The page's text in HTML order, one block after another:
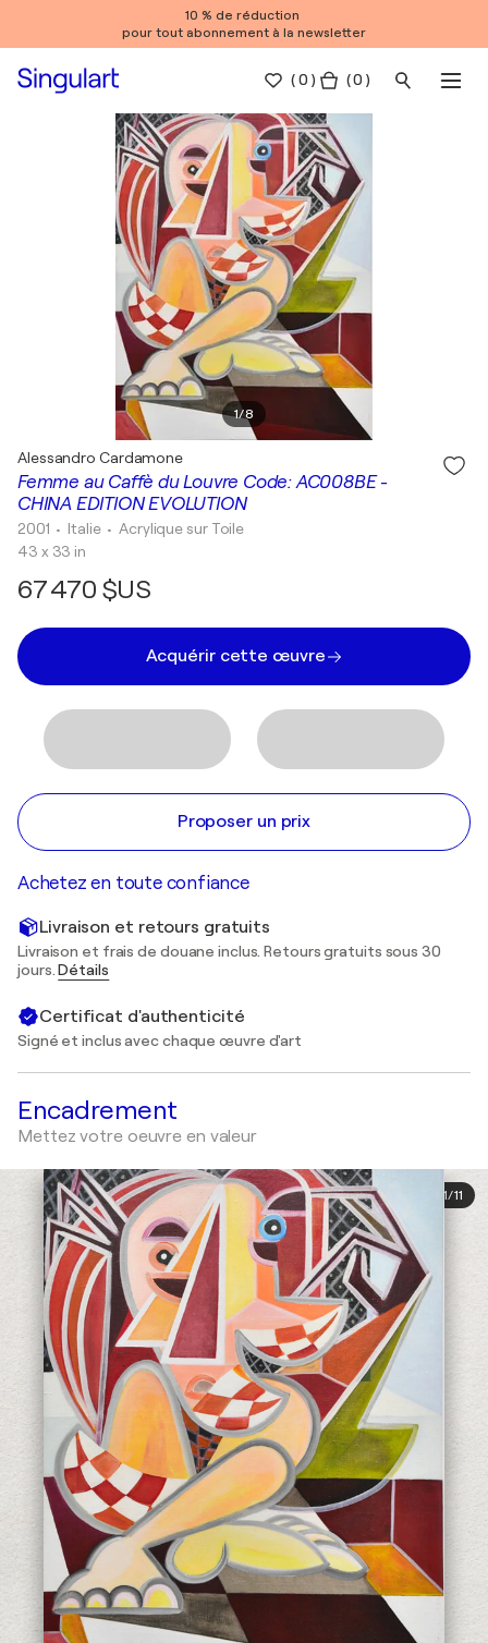
10 % de réduction
pour tout abonnement à la newsletter
(0 ) ( 0 )
1/8
Femme au Caffè du Louvre Code: AC008BE -
CHINA EDITION EVOLUTION
Alessandro Cardamone
2001 • Italie •Acrylique sur Toile
43 x 33 in
67 470 $US
Acquérir cette œuvre
Proposer un prix
Achetez en toute confiance
Livraison et retours gratuits
Livraison et frais de douane inclus. Retours gratuits sous 30
jours.Détails
Certificat d'authenticité
Signé et inclus avec chaque œuvre d'art
Encadrement
Mettez votre oeuvre en valeur
1/11